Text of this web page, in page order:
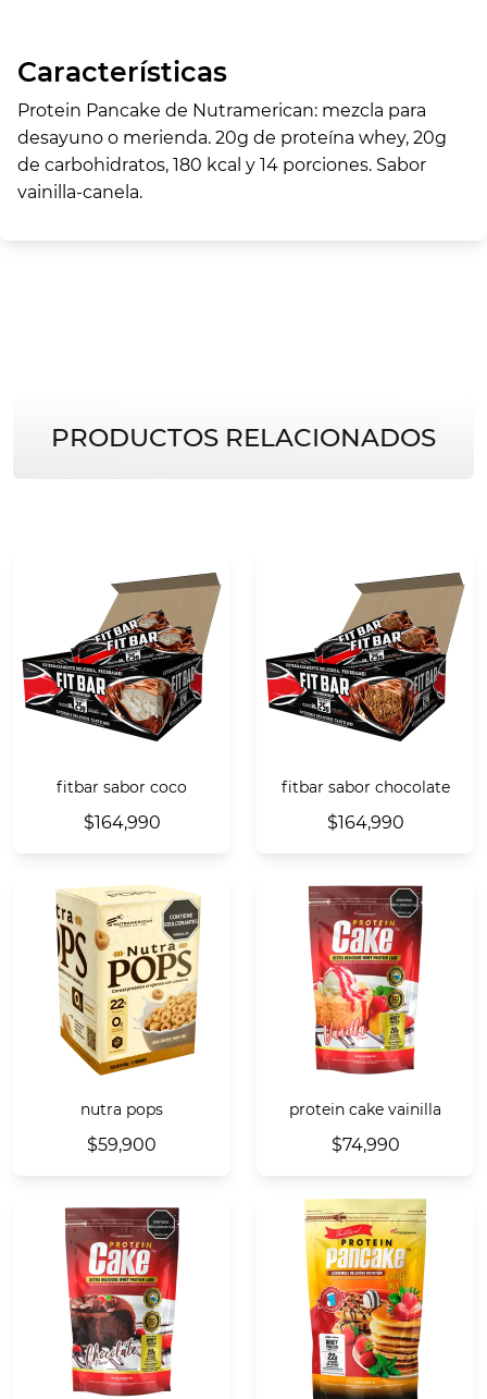
Características
Protein Pancake de Nutramerican: mezcla para
desayuno o merienda. 20g de proteína whey, 20g
de carbohidratos, 180 kcal y 14 porciones. Sabor
vainilla-canela.
PRODUCTOS RELACIONADOS
fitbar sabor coco
$164,990
fitbar sabor chocolate
$164,990
nutra pops
$59,900
protein cake vainilla
$74,990